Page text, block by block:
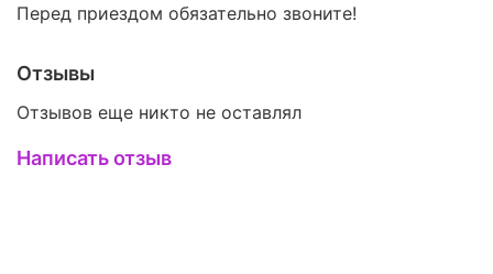
Перед приездом обязательно звоните!
Отзывы
Отзывов еще никто не оставлял
Написать отзыв